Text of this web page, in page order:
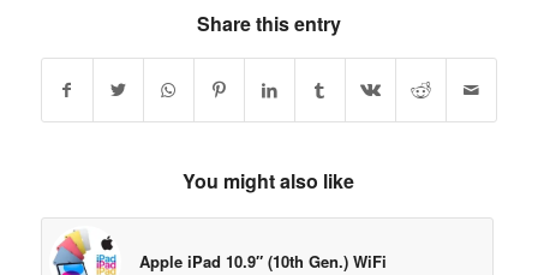
Share this entry
You might also like
Apple iPad 10.9″ (10th Gen.) WiFi